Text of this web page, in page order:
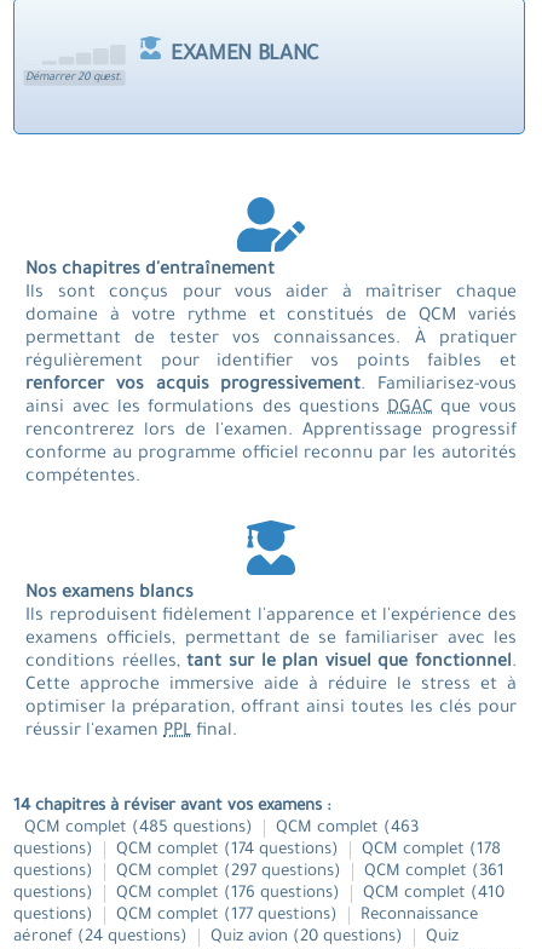
Démarrer 20 quest.
EXAMEN BLANC
Nos chapitres d'entraînement
Ils sont conçus pour vous aider à maîtriser chaque
domaine à votre rythme et constitués de QCM variés
permettant de tester vos connaissances. À pratiquer
régulièrement pour identifier vos points faibles et
renforcer vos acquis progressivement. Familiarisez-vous
ainsi avec les formulations des questionsDGAC que vous
rencontrerez lors de l'examen. Apprentissage progressif
conforme au programme officiel reconnu par les autorités
compétentes.
Nos examens blancs
Ils reproduisent fidèlement l'apparence et l'expérience des
examens officiels, permettant de se familiariser avec les
conditions réelles,tant sur le plan visuel que fonctionnel.
Cette approche immersive aide à réduire le stress et à
optimiser la préparation, offrant ainsi toutes les clés pour
réussir l'examenPPL final.
14 chapitres à réviser avant vos examens :
QCM complet (485 questions) QCM complet (463
questions)
QCM complet (174 questions) QCM complet (178
questions)
QCM complet (297 questions) QCM complet (361
questions)
QCM complet (176 questions) QCM complet (410
questions)
QCM complet (177 questions)
Reconnaissance
aéronef (24 questions) Quiz avion (20 questions)
Quiz